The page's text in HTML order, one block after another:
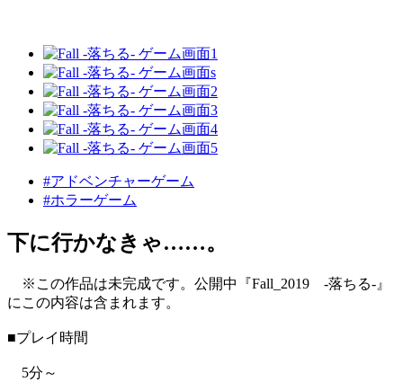
#アドベンチャーゲーム
#ホラーゲーム
下に行かなきゃ……。
※この作品は未完成です。公開中『Fall_2019 -落ちる-』
にこの内容は含まれます。
■プレイ時間
5分～